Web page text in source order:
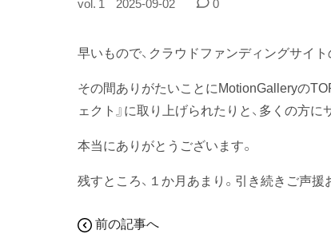
早いもので、クラウドファンディングサイト
その間ありがたいことにMotionGalleryの
ェクト』に取り上げられたりと、多くの方
本当にありがとうございます。
残すところ、１か月あまり。引き続きご声援
前の記事へ